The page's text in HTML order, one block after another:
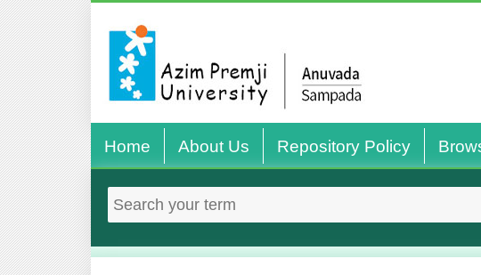
Home About Us Repository Policy